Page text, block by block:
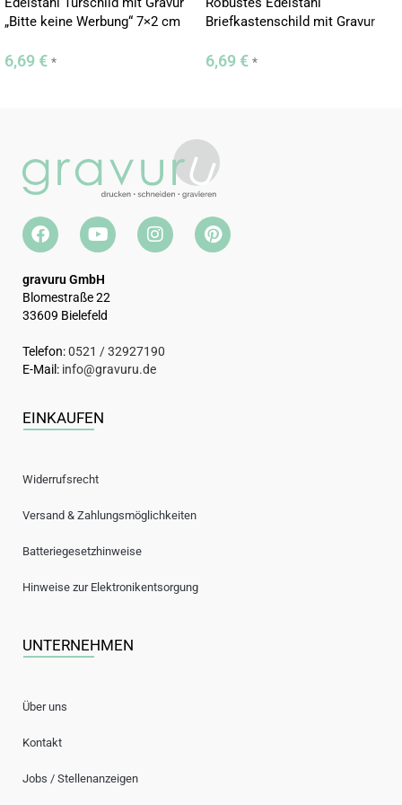
Größe: 7×2 cm
Keine Versuche mehr – kaufen Sie direkt beim Profi mit hohen
Qualitätsstandards.
„Bitte keine Werbung“ 7×2 cm
6,69 € *
Briefkastenschild mit Gravur
6,69 € *
gravuru GmbH
Blomestraße 22
33609 Bielefeld
Telefon:0521 / 32927190
E-Mail: info@gravuru.de
EINKAUFEN
Widerrufsrecht
Versand & Zahlungsmöglichkeiten
Batteriegesetzhinweise
Hinweise zur Elektronikentsorgung
UNTERNEHMEN
Über uns
Kontakt
Jobs / Stellenanzeigen